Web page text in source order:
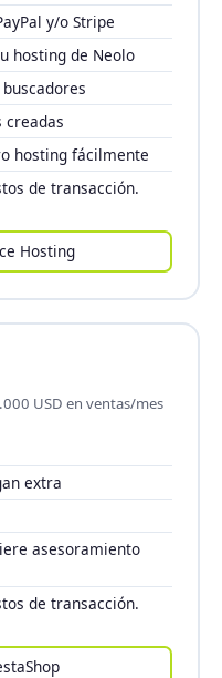
y/o Stripe
hosting de Neolo
creadas
hosting fácilmente
de transacción.
Hosting
USD en ventas/mes
extra
asesoramiento
de transacción.